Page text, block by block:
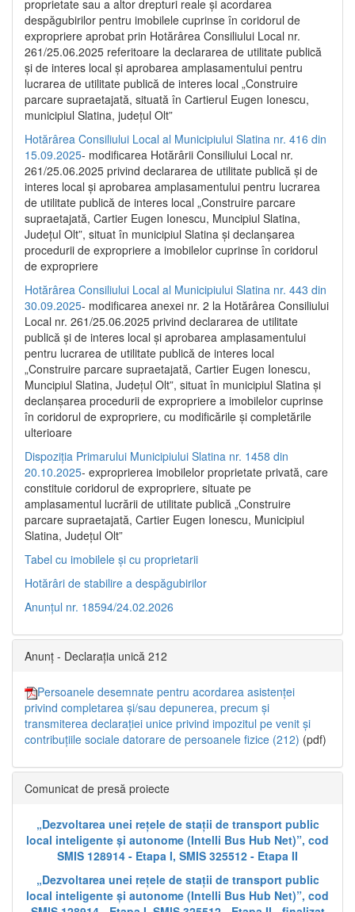
proprietate sau a altor drepturi reale și acordarea
despăgubirilor pentru imobilele cuprinse în coridorul de
expropriere aprobat prin Hotărârea Consiliului Local nr.
261/25.06.2025 referitoare la declararea de utilitate publică
și de interes local și aprobarea amplasamentului pentru
lucrarea de utilitate publică de interes local „Construire
parcare supraetajată, situată în Cartierul Eugen Ionescu,
municipiul Slatina, județul Olt”
Hotărârea Consiliului Local al Municipiului Slatina nr. 416 din
15.09.2025- modificarea Hotărârii Consiliului Local nr.
261/25.06.2025 privind declararea de utilitate publică și de
interes local și aprobarea amplasamentului pentru lucrarea
de utilitate publică de interes local „Construire parcare
supraetajată, Cartier Eugen Ionescu, Muncipiul Slatina,
Județul Olt”, situat în municipiul Slatina și declanșarea
procedurii de expropriere a imobilelor cuprinse în coridorul
de expropriere
Hotărârea Consiliului Local al Municipiului Slatina nr. 443 din
30.09.2025- modificarea anexei nr. 2 la Hotărârea Consiliului
Local nr. 261/25.06.2025 privind declararea de utilitate
publică şi de interes local şi aprobarea amplasamentului
pentru lucrarea de utilitate publică de interes local
„Construire parcare supraetajată, Cartier Eugen Ionescu,
Muncipiul Slatina, Judeţul Olt”, situat în municipiul Slatina şi
declanşarea procedurii de expropriere a imobilelor cuprinse
în coridorul de expropriere, cu modificările şi completările
ulterioare
Dispoziția Primarului Municipiului Slatina nr. 1458 din
20.10.2025- exproprierea imobilelor proprietate privată, care
constituie coridorul de expropriere, situate pe
amplasamentul lucrării de utilitate publică „Construire
parcare supraetajată, Cartier Eugen Ionescu, Municipiul
Slatina, Județul Olt”
Tabel cu imobilele și cu proprietarii
Hotărâri de stabilire a despăgubirilor
Anunțul nr. 18594/24.02.2026
Anunț - Declarația unică 212
Persoanele desemnate pentru acordarea asistenței
privind completarea și/sau depunerea, precum și
transmiterea declarației unice privind impozitul pe venit și
contribuțiile sociale datorare de persoanele fizice (212) (pdf)
Comunicat de presă proiecte
„Dezvoltarea unei rețele de stații de transport public
local inteligente și autonome (Intelli Bus Hub Net)”, cod
SMIS 128914 - Etapa I, SMIS 325512 - Etapa II
„Dezvoltarea unei rețele de stații de transport public
local inteligente și autonome (Intelli Bus Hub Net)”, cod